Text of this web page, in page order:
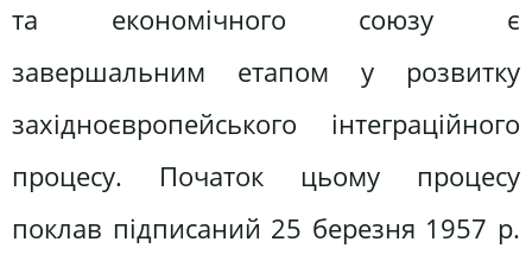
та економічного союзу є
завершальним етапом у розвитку
західноєвропейського інтеграційного
процесу. Початок цьому процесу
поклав підписаний 25 березня 1957 р.